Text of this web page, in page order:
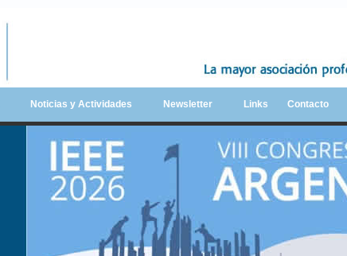
Noticias y Actividades Newsletter Links Contacto